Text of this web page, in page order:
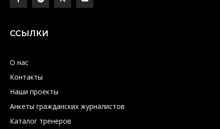
ССЫЛКИ
О нас
Контакты
Наши проекты
Анкеты гражданских журналистов
Каталог тренеров